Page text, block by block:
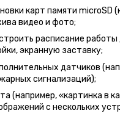
карт памяти microSD
видео и фото;
расписание
экранную заставку;
датчиков
сигнализаций);
(например, «картинка в
с нескольких